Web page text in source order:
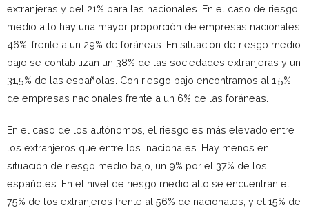
extranjeras y del 21% para las nacionales. En el caso de riesgo
medio alto hay una mayor proporción de empresas nacionales,
46%, frente a un 29% de foráneas. En situación de riesgo medio
bajo se contabilizan un 38% de las sociedades extranjeras y un
31,5% de las españolas. Con riesgo bajo encontramos al 1,5%
de empresas nacionales frente a un 6% de las foráneas.
En el caso de los autónomos, el riesgo es más elevado entre
los extranjeros que entre los nacionales. Hay menos en
situación de riesgo medio bajo, un 9% por el 37% de los
españoles. En el nivel de riesgo medio alto se encuentran el
75% de los extranjeros frente al 56% de nacionales, y el 15% de